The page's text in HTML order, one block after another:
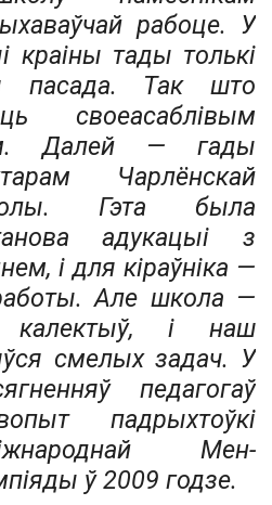
рабоце. У
краіны тады толькі
пасада. Так што
своеасаблівым
Далей — гады
Чарлёнскай
Гэта была
адукацыі з
і для кіраўніка —
Але школа —
калектыў, і наш
смелых задач. У
педагогаў
падрыхтоўкі
Мен­
ў 2009 годзе.